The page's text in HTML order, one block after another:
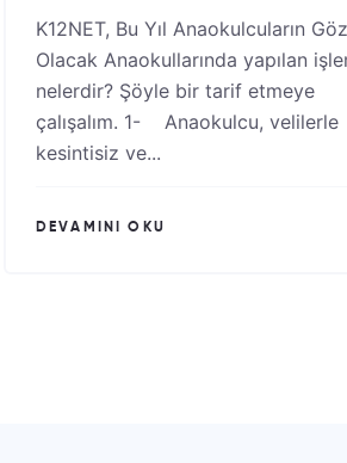
K12NET, Bu Yıl Anaokulcuların
Olacak Anaokullarında yapılan
nelerdir? Şöyle bir tarif etmeye
çalışalım. 1- Anaokulcu, velilerle
kesintisiz ve...
DEVAMINI OKU